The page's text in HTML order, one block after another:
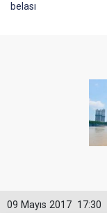
belası
17:30
09 Mayıs 2017